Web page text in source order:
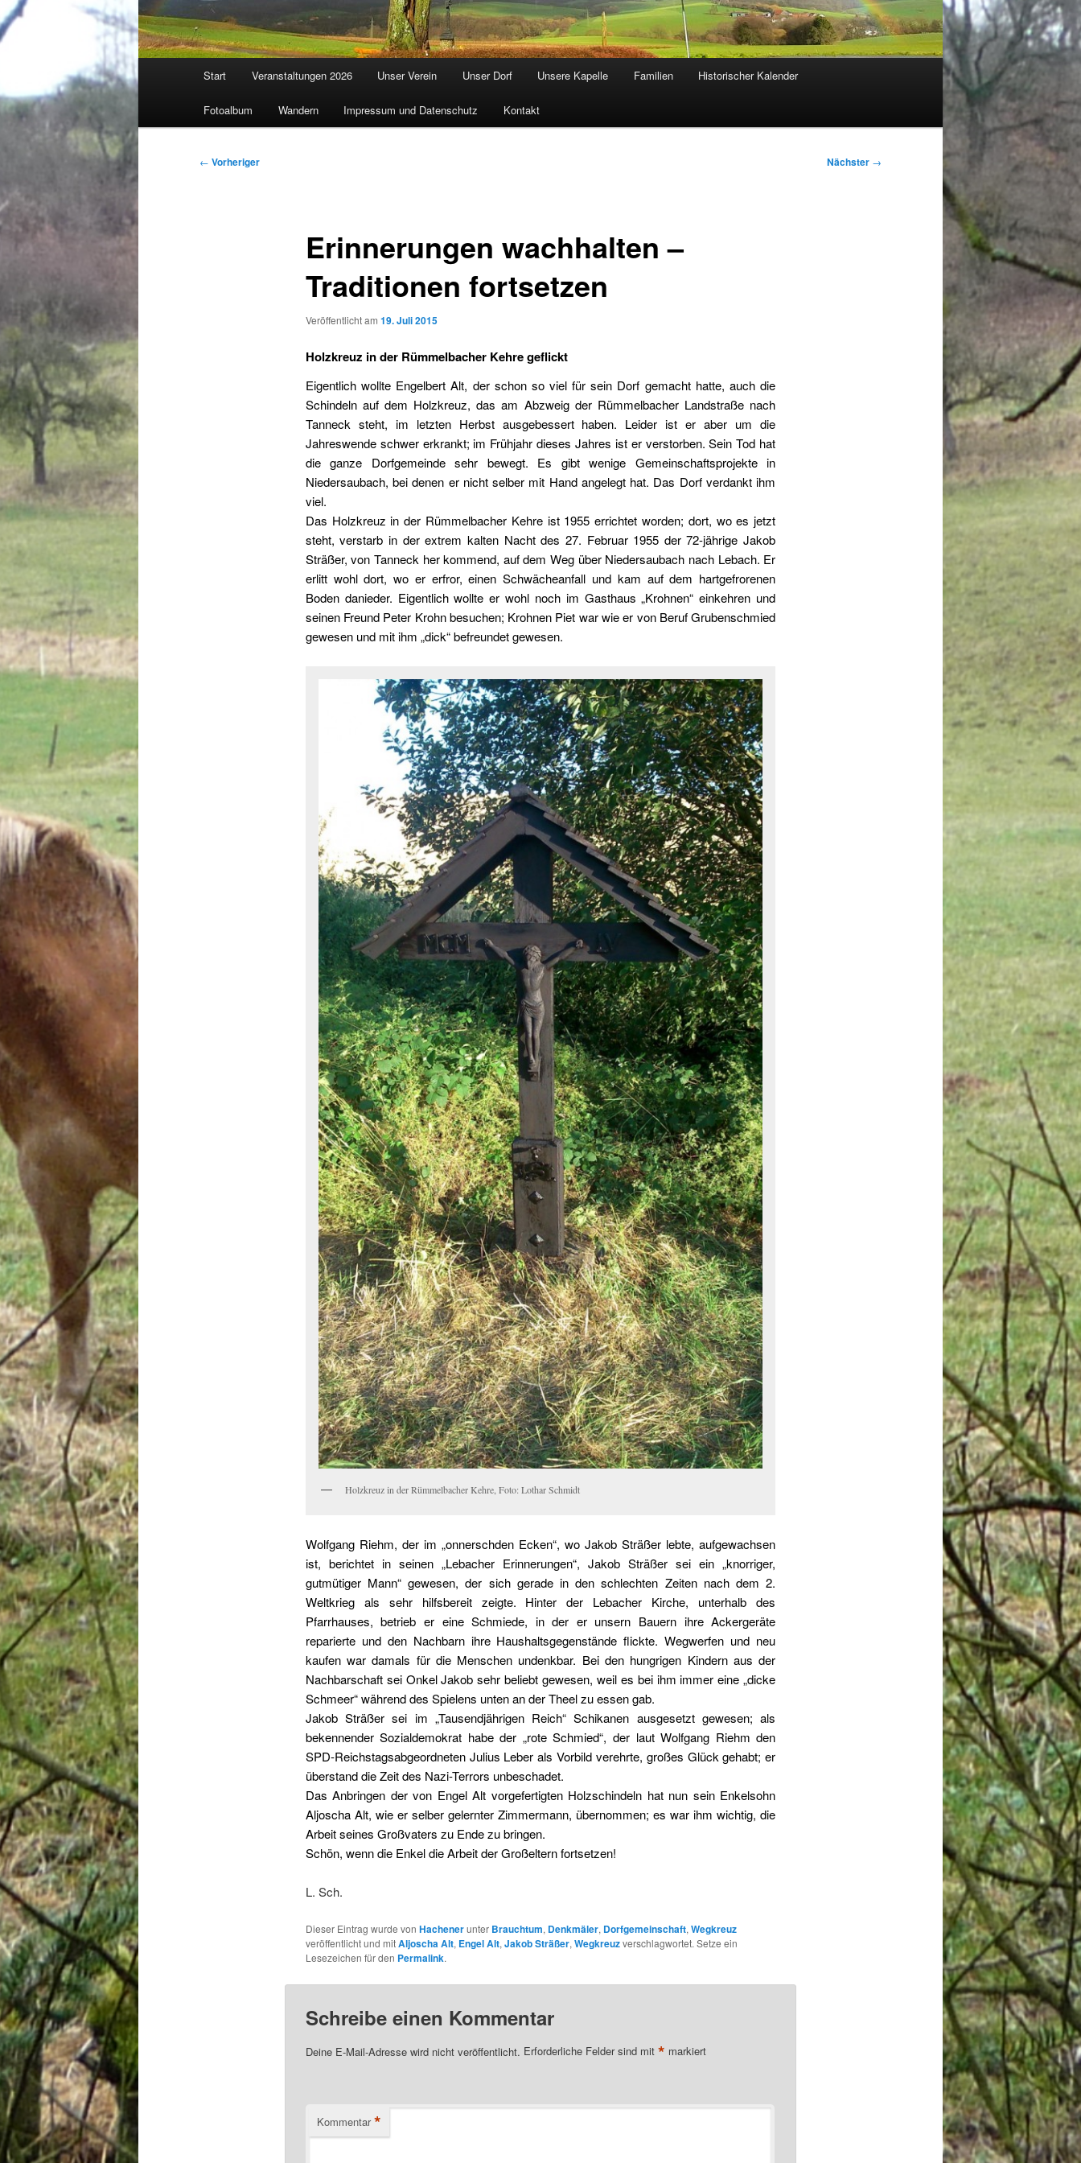
Start Veranstaltungen 2026 Unser Verein Unser Dorf Unsere Kapelle Familien Historischer Kalender
Fotoalbum Wandern Impressum und Datenschutz Kontakt
Beitragsnavigation
← Vorheriger Nächster →
Erinnerungen wachhalten –
Traditionen fortsetzen
Veröffentlicht am 19. Juli 2015
Holzkreuz in der Rümmelbacher Kehre geflickt
Eigentlich wollte Engelbert Alt, der schon so viel für sein Dorf gemacht hatte, auch die
Schindeln auf dem Holzkreuz, das am Abzweig der Rümmelbacher Landstraße nach
Tanneck steht, im letzten Herbst ausgebessert haben. Leider ist er aber um die
Jahreswende schwer erkrankt; im Frühjahr dieses Jahres ist er verstorben. Sein Tod hat
die ganze Dorfgemeinde sehr bewegt. Es gibt wenige Gemeinschaftsprojekte in
Niedersaubach, bei denen er nicht selber mit Hand angelegt hat. Das Dorf verdankt ihm
viel.
Das Holzkreuz in der Rümmelbacher Kehre ist 1955 errichtet worden; dort, wo es jetzt
steht, verstarb in der extrem kalten Nacht des 27. Februar 1955 der 72-jährige Jakob
Sträßer, von Tanneck her kommend, auf dem Weg über Niedersaubach nach Lebach. Er
erlitt wohl dort, wo er erfror, einen Schwächeanfall und kam auf dem hartgefrorenen
Boden danieder. Eigentlich wollte er wohl noch im Gasthaus „Krohnen“ einkehren und
seinen Freund Peter Krohn besuchen; Krohnen Piet war wie er von Beruf Grubenschmied
gewesen und mit ihm „dick“ befreundet gewesen.
Holzkreuz in der Rümmelbacher Kehre, Foto: Lothar Schmidt
Wolfgang Riehm, der im „onnerschden Ecken“, wo Jakob Sträßer lebte, aufgewachsen
ist, berichtet in seinen „Lebacher Erinnerungen“, Jakob Sträßer sei ein „knorriger,
gutmütiger Mann“ gewesen, der sich gerade in den schlechten Zeiten nach dem 2.
Weltkrieg als sehr hilfsbereit zeigte. Hinter der Lebacher Kirche, unterhalb des
Pfarrhauses, betrieb er eine Schmiede, in der er unsern Bauern ihre Ackergeräte
reparierte und den Nachbarn ihre Haushaltsgegenstände flickte. Wegwerfen und neu
kaufen war damals für die Menschen undenkbar. Bei den hungrigen Kindern aus der
Nachbarschaft sei Onkel Jakob sehr beliebt gewesen, weil es bei ihm immer eine „dicke
Schmeer“ während des Spielens unten an der Theel zu essen gab.
Jakob Sträßer sei im „Tausendjährigen Reich“ Schikanen ausgesetzt gewesen; als
bekennender Sozialdemokrat habe der „rote Schmied“, der laut Wolfgang Riehm den
SPD-Reichstagsabgeordneten Julius Leber als Vorbild verehrte, großes Glück gehabt; er
überstand die Zeit des Nazi-Terrors unbeschadet.
Das Anbringen der von Engel Alt vorgefertigten Holzschindeln hat nun sein Enkelsohn
Aljoscha Alt, wie er selber gelernter Zimmermann, übernommen; es war ihm wichtig, die
Arbeit seines Großvaters zu Ende zu bringen.
Schön, wenn die Enkel die Arbeit der Großeltern fortsetzen!
L. Sch.
Dieser Eintrag wurde von Hachenerunter Brauchtum, Denkmäler, Dorfgemeinschaft, Wegkreuz
veröffentlicht und mitAljoscha Alt, Engel Alt, Jakob Sträßer, Wegkreuzverschlagwortet. Setze ein
Lesezeichen für den Permalink.
Schreibe einen Kommentar
Deine E-Mail-Adresse wird nicht veröffentlicht. Erforderliche Felder sind mit * markiert
Kommentar *